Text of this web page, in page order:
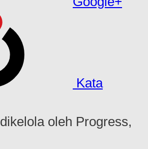
Kata
dikelola oleh Progress,